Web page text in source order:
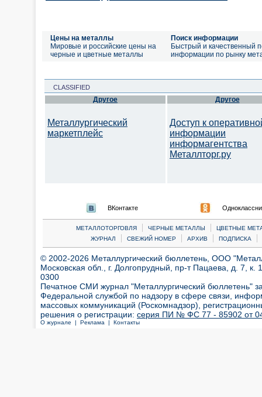
Цены на металлы
Мировые и российские цены на
черные и цветные металлы
Поиск информации
Быстрый и качественный
информации по рынку
CLASSIFIED
Другое
Металлургический
маркетплейс
Другое
Доступ к
информации
информагентства
Металлторг.ру
ВКонтакте
МЕТАЛЛОТОРГОВЛЯ | ЧЕРНЫЕ МЕТАЛЛЫ |
ЦВЕТНЫЕ
ЖУРНАЛ
| СВЕЖИЙ НОМЕР | АРХИВ | ПОДПИСКА |
© 2002-2026 Металлургический бюллетень, ООО
Московская обл., г. Долгопрудный, пр-т Пацаева, д. 7,
0300
Печатное СМИ журнал "Металлургический бюллетень"
Федеральной службой по надзору в сфере связи,
массовых коммуникаций (Роскомнадзор),
решения о регистрации: серия ПИ № ФС 77 - 85902 от 04
О журнале | Реклама | Контакты